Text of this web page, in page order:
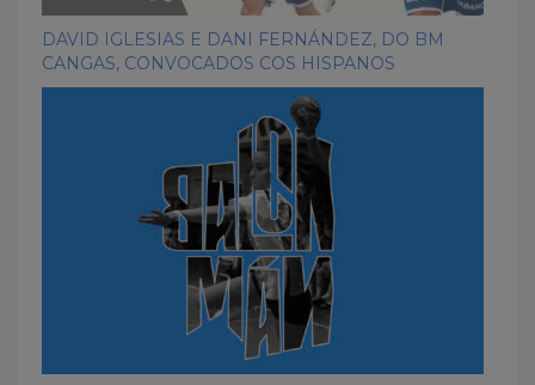
DAVID IGLESIAS E DANI FERNÁNDEZ, DO BM
CANGAS, CONVOCADOS COS HISPANOS